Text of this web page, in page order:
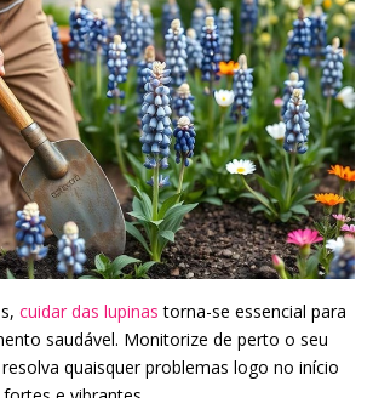
cuidar das lupinas torna-se essencial para
saudável. Monitorize de perto o seu
quaisquer problemas logo no início